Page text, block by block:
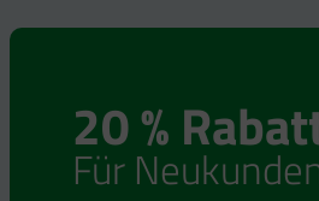
20 %
Für
20 %
Für